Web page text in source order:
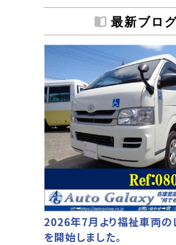
最新ブロ
2026年7月より福祉車両の
を開始しました。